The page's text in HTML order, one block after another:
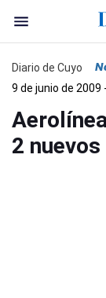
Diario de Cuyo
9 de junio de 2009
2